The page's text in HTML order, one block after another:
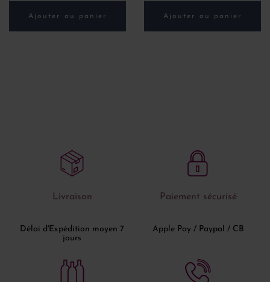
Ajouter au panier Ajouter au panier
Livraison
Délai d'Expédition moyen 7
jours
Paiement sécurisé
Apple Pay / Paypal / CB